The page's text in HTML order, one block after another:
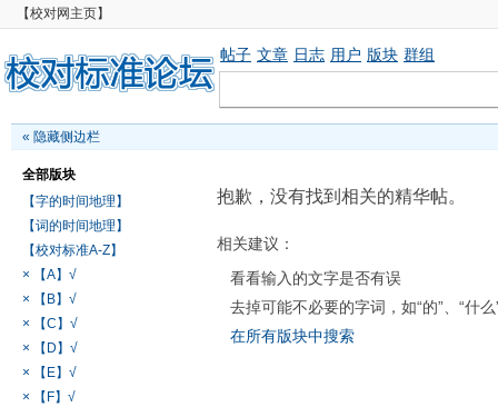
【校对网主页】
帖子 文章 日志 用户 版块 群组
« 隐藏侧边栏
全部版块
【字的时间地理】
【词的时间地理】
【校对标准A-Z】
× 【A】√
× 【B】√
× 【C】√
× 【D】√
× 【E】√
× 【F】√
抱歉，没有找到相关的精华帖。
相关建议：
看看输入的文字是否有误
去掉可能不必要的字词，如“的”、“什么
在所有版块中搜索